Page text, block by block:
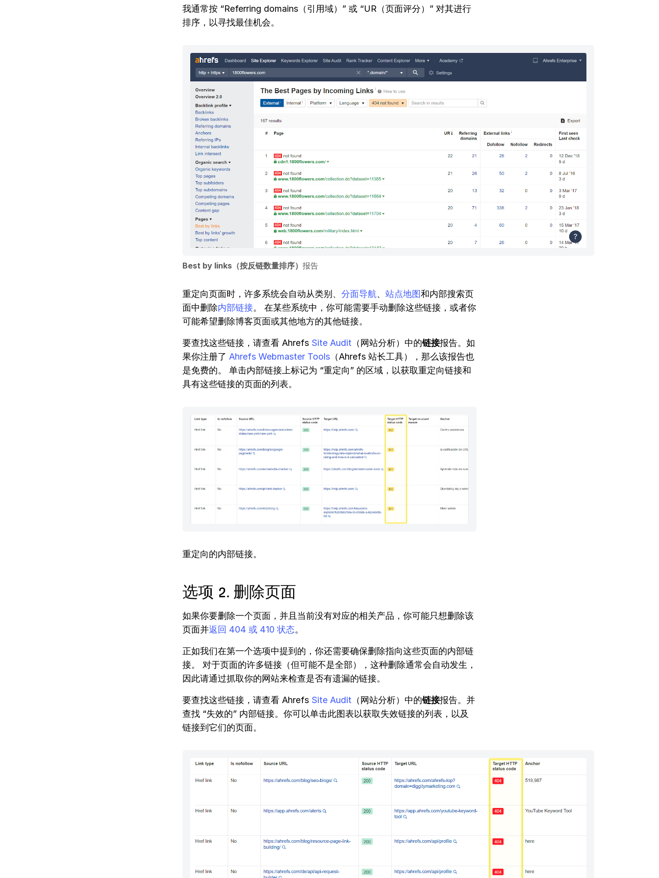
我通常按 “Referring domains（引用域）” 或 “UR（页面评分）” 对其进行
排序，以寻找最佳机会。
Best by links（按反链数量排序） 报告
重定向页面时，许多系统会自动从类别、 分面导航、 站点地图和内部搜索页
面中删除内部链接。 在某些系统中，你可能需要手动删除这些链接，或者你
可能希望删除博客页面或其他地方的其他链接。
要查找这些链接，请查看 Ahrefs Site Audit （网站分析）中的链接报告。如
果你注册了 Ahrefs Webmaster Tools （Ahrefs 站长工具），那么该报告也
是免费的。 单击内部链接上标记为 “重定向” 的区域，以获取重定向链接和
具有这些链接的页面的列表。
重定向的内部链接。
选项 2. 删除页面
如果你要删除一个页面，并且当前没有对应的相关产品，你可能只想删除该
页面并返回 404 或 410 状态。
正如我们在第一个选项中提到的，你还需要确保删除指向这些页面的内部链
接。 对于页面的许多链接（但可能不是全部），这种删除通常会自动发生，
因此请通过抓取你的网站来检查是否有遗漏的链接。
要查找这些链接，请查看 Ahrefs Site Audit （网站分析）中的链接报告。并
查找 “失效的” 内部链接。你可以单击此图表以获取失效链接的列表，以及
链接到它们的页面。